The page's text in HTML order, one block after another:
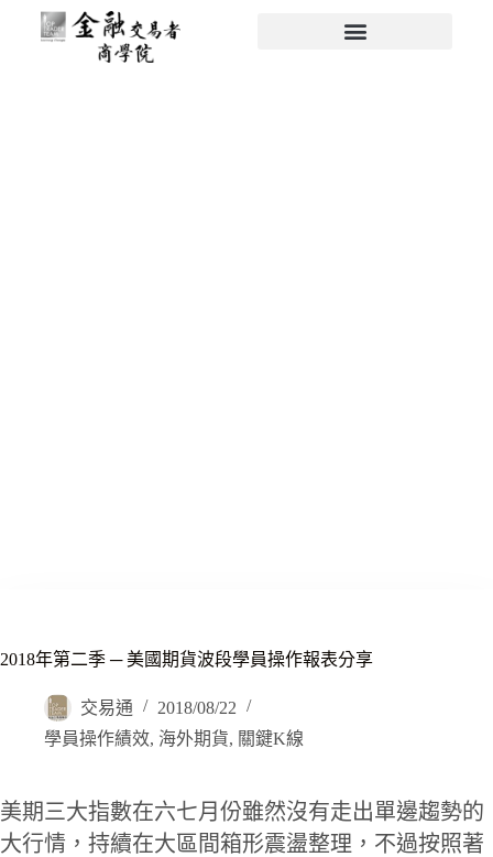
2018年第二季 ─ 美國期貨波段學員操作報表分享
交易通
2018/08/22
學員操作績效, 海外期貨, 關鍵K線
美期三大指數在六七月份雖然沒有走出單邊趨勢的
大行情，持續在大區間箱形震盪整理，不過按照著